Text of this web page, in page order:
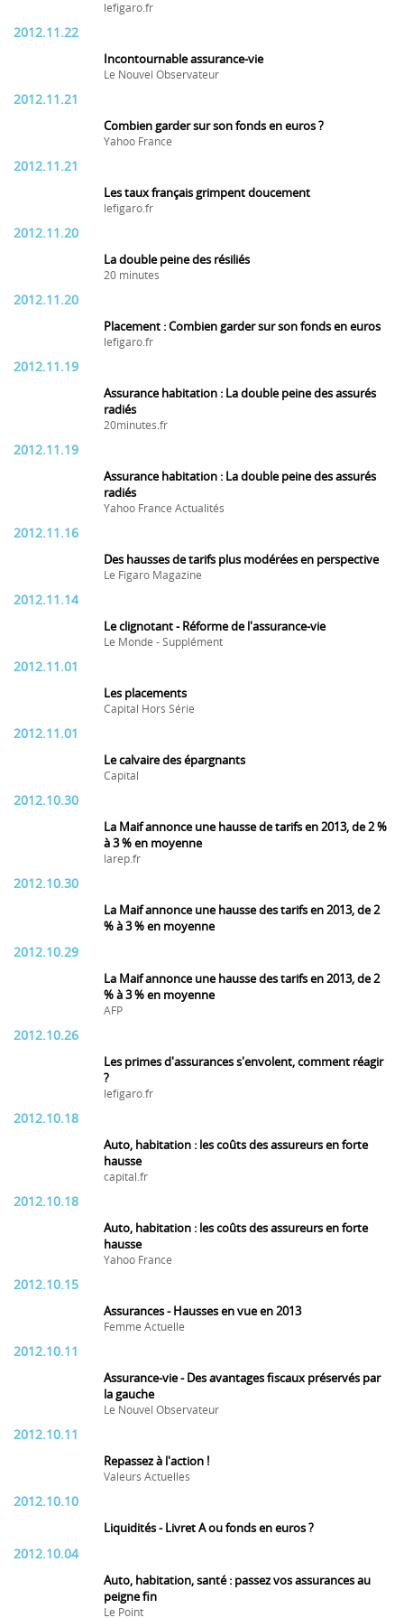
lefigaro.fr
2012.11.22
Incontournable assurance-vie
Le Nouvel Observateur
2012.11.21
Combien garder sur son fonds en euros ?
Yahoo France
2012.11.21
Les taux français grimpent doucement
lefigaro.fr
2012.11.20
La double peine des résiliés
20 minutes
2012.11.20
Placement : Combien garder sur son fonds en euros
lefigaro.fr
2012.11.19
Assurance habitation : La double peine des assurés
radiés
20minutes.fr
2012.11.19
Assurance habitation : La double peine des assurés
radiés
Yahoo France Actualités
2012.11.16
Des hausses de tarifs plus modérées en perspective
Le Figaro Magazine
2012.11.14
Le clignotant - Réforme de l'assurance-vie
Le Monde - Supplément
2012.11.01
Les placements
Capital Hors Série
2012.11.01
Le calvaire des épargnants
Capital
2012.10.30
La Maif annonce une hausse de tarifs en 2013, de 2 %
à 3 % en moyenne
larep.fr
2012.10.30
La Maif annonce une hausse des tarifs en 2013, de 2
% à 3 % en moyenne
2012.10.29
La Maif annonce une hausse des tarifs en 2013, de 2
% à 3 % en moyenne
AFP
2012.10.26
Les primes d'assurances s'envolent, comment réagir
?
lefigaro.fr
2012.10.18
Auto, habitation : les coûts des assureurs en forte
hausse
capital.fr
2012.10.18
Auto, habitation : les coûts des assureurs en forte
hausse
Yahoo France
2012.10.15
Assurances - Hausses en vue en 2013
Femme Actuelle
2012.10.11
Assurance-vie - Des avantages fiscaux préservés par
la gauche
Le Nouvel Observateur
2012.10.11
Repassez à l'action !
Valeurs Actuelles
2012.10.10
Liquidités - Livret A ou fonds en euros ?
2012.10.04
Auto, habitation, santé : passez vos assurances au
peigne fin
Le Point